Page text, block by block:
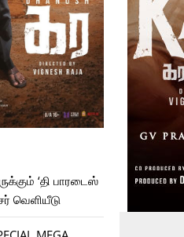
‘தி பாரடைஸ்
வெளியீடு